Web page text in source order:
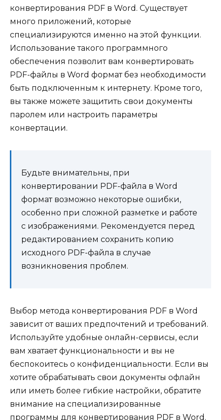
конвертирования PDF в Word. Существует
много приложений, которые
специализируются именно на этой функции.
Использование такого программного
обеспечения позволит вам конвертировать
PDF-файлы в Word формат без необходимости
быть подключенным к интернету. Кроме того,
вы также можете защитить свои документы
паролем или настроить параметры
конвертации.
Будьте внимательны, при
конвертировании PDF-файла в Word
формат возможно некоторые ошибки,
особенно при сложной разметке и работе
с изображениями. Рекомендуется перед
редактированием сохранить копию
исходного PDF-файла в случае
возникновения проблем.
Выбор метода конвертирования PDF в Word
зависит от ваших предпочтений и требований.
Используйте удобные онлайн-сервисы, если
вам хватает функциональности и вы не
беспокоитесь о конфиденциальности. Если вы
хотите обрабатывать свои документы офлайн
или иметь более гибкие настройки, обратите
внимание на специализированные
программы для конвертирования PDF в Word.